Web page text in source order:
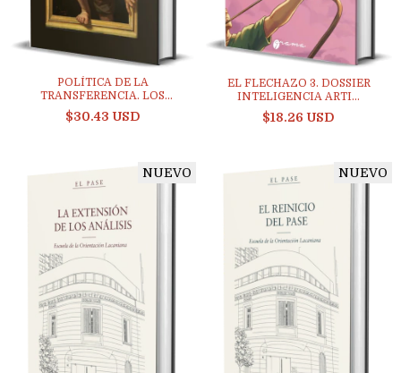
POLÍTICA DE LA
TRANSFERENCIA. LOS
CUATRO...
$30.43 USD
EL FLECHAZO 3. DOSSIER
INTELIGENCIA ARTI...
$18.26 USD
NUEVO NUEVO